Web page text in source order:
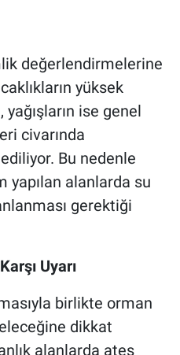
değerlendirmelerine
yüksek
ise genel
civarında
Bu nedenle
yapılan alanlarda su
gerektiği
Uyarı
birlikte orman
dikkat
alanlarda ateş